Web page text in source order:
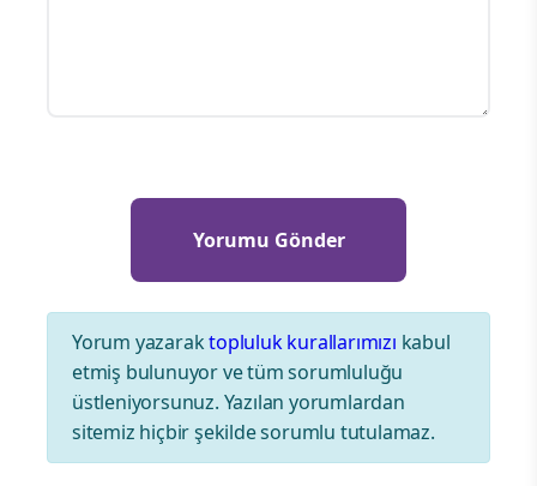
Yorum yazaraktopluluk kurallarımızı kabul
etmiş bulunuyor ve tüm sorumluluğu
üstleniyorsunuz. Yazılan yorumlardan
sitemiz hiçbir şekilde sorumlu tutulamaz.